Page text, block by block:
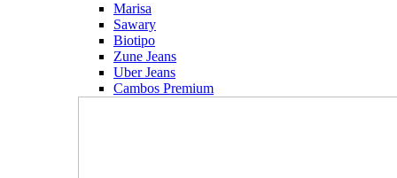
Marisa
Sawary
Biotipo
Zune Jeans
Uber Jeans
Cambos Premium